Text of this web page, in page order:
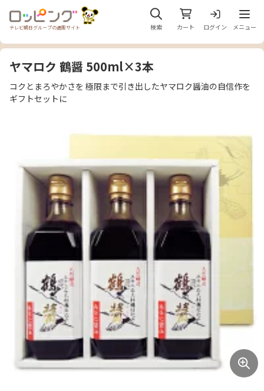
テレビ朝日グループの通販サイト 検索 カート ログイン
メニ
メニュー
ヤマロク 鶴醤 500ml×3本
コクとまろやかさを 極限まで引き出したヤマロク醤油の自信作を
ギフトセットに